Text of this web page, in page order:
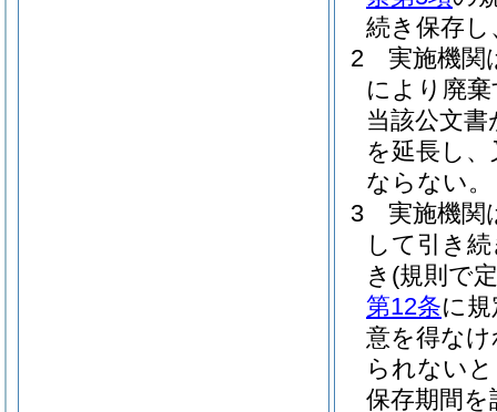
続き保存
2
実施機関
により廃
当該公文
を延長し
ならない。
3
実施機関
して引き
き (規則で
第12条に
意を得な
られない
保存期間